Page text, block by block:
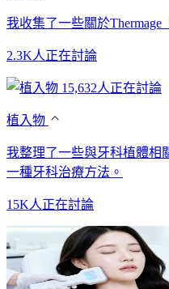
我收集了一些關於
2.3K人正在討論
15,632人正在討論
植入物
我整理了一些與牙科植體相
一種牙科治療方法。
15K人正在討論